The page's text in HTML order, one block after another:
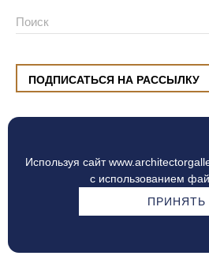
Используя сайт
с использованием
ПРИНЯТЬ
ПОДПИСАТЬСЯ НА РАССЫЛКУ
ул. Малышева, 8, Екатеринбург
Процесс оплаты